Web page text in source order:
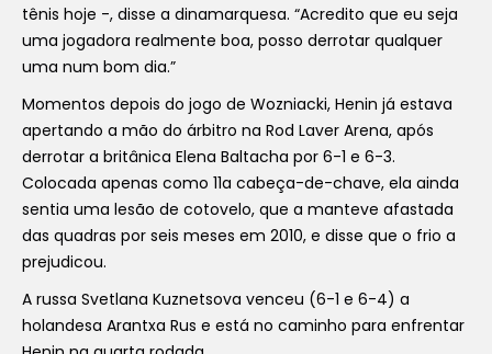
tênis hoje -, disse a dinamarquesa. “Acredito que eu seja
uma jogadora realmente boa, posso derrotar qualquer
uma num bom dia.”
Momentos depois do jogo de Wozniacki, Henin já estava
apertando a mão do árbitro na Rod Laver Arena, após
derrotar a britânica Elena Baltacha por 6-1 e 6-3.
Colocada apenas como 11a cabeça-de-chave, ela ainda
sentia uma lesão de cotovelo, que a manteve afastada
das quadras por seis meses em 2010, e disse que o frio a
prejudicou.
A russa Svetlana Kuznetsova venceu (6-1 e 6-4) a
holandesa Arantxa Rus e está no caminho para enfrentar